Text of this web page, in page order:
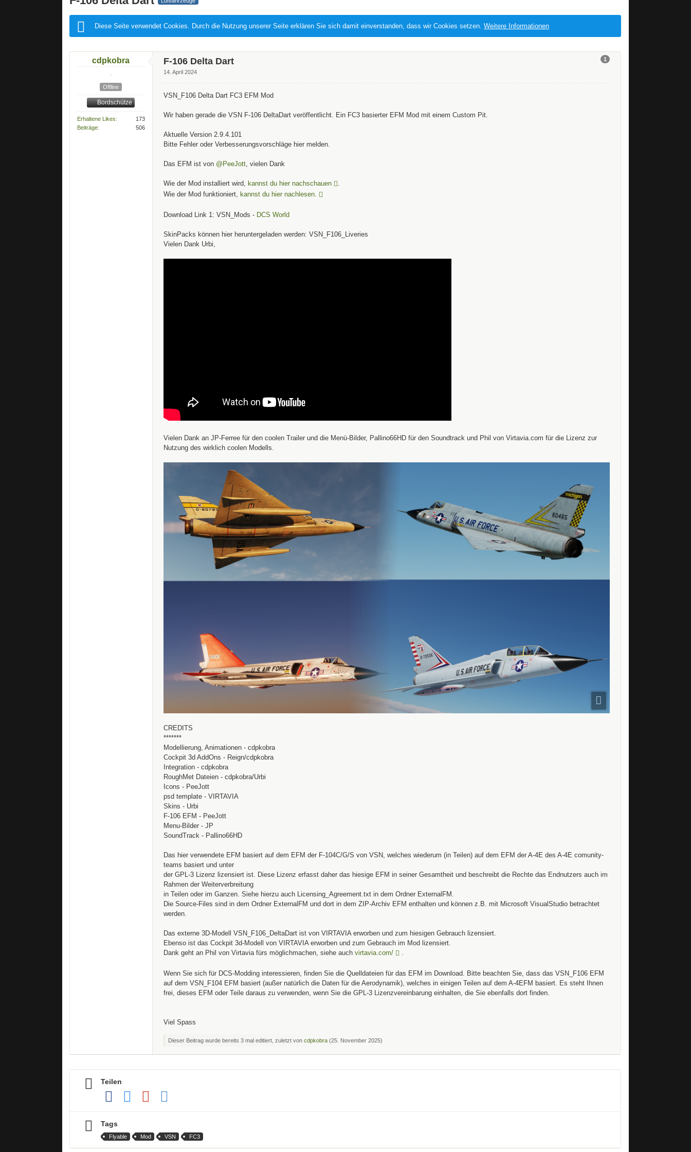
Diese Seite verwendet Cookies. Durch die Nutzung unserer Seite erklären Sie sich damit einverstanden, dass wir Cookies setzen. Weitere Informationen
cdpkobra
Offline
Bordschütze
Erhaltene Likes
173
Beiträge
506
1
F-106 Delta Dart
14. April 2024
VSN_F106 Delta Dart FC3 EFM Mod
Wir haben gerade die VSN F-106 DeltaDart veröffentlicht. Ein FC3 basierter EFM Mod mit einem Custom Pit.
Aktuelle Version 2.9.4.101
Bitte Fehler oder Verbesserungsvorschläge hier melden.
Das EFM ist von @PeeJott, vielen Dank
Wie der Mod installiert wird, kannst du hier nachschauen
.
Wie der Mod funktioniert, kannst du hier nachlesen.
Download Link 1: VSN_Mods - DCS World
SkinPacks können hier heruntergeladen werden: VSN_F106_Liveries
Vielen Dank Urbi,
Vielen Dank an JP-Ferree für den coolen Trailer und die Menü-Bilder, Pallino66HD für den Soundtrack und Phil von Virtavia.com für die Lizenz zur
Nutzung des wirklich coolen Modells.
CREDITS
*******
Modellierung, Animationen - cdpkobra
Cockpit 3d AddOns - Reign/cdpkobra
Integration - cdpkobra
RoughMet Dateien - cdpkobra/Urbi
Icons - PeeJott
psd template - VIRTAVIA
Skins - Urbi
F-106 EFM - PeeJott
Menu-Bilder - JP
SoundTrack - Pallino66HD
Das hier verwendete EFM basiert auf dem EFM der F-104C/G/S von VSN, welches wiederum (in Teilen) auf dem EFM der A-4E des A-4E comunity-
teams basiert und unter
der GPL-3 Lizenz lizensiert ist. Diese Lizenz erfasst daher das hiesige EFM in seiner Gesamtheit und beschreibt die Rechte das Endnutzers auch im
Rahmen der Weiterverbreitung
in Teilen oder im Ganzen. Siehe hierzu auch Licensing_Agreement.txt in dem Ordner ExternalFM.
Die Source-Files sind in dem Ordner ExternalFM und dort in dem ZIP-Archiv EFM enthalten und können z.B. mit Microsoft VisualStudio betrachtet
werden.
Das externe 3D-Modell VSN_F106_DeltaDart ist von VIRTAVIA erworben und zum hiesigen Gebrauch lizensiert.
Ebenso ist das Cockpit 3d-Modell von VIRTAVIA erworben und zum Gebrauch im Mod lizensiert.
Dank geht an Phil von Virtavia fürs möglichmachen, siehe auch virtavia.com/ .
Wenn Sie sich für DCS-Modding interessieren, finden Sie die Quelldateien für das EFM im Download. Bitte beachten Sie, dass das VSN_F106 EFM
auf dem VSN_F104 EFM basiert (außer natürlich die Daten für die Aerodynamik), welches in einigen Teilen auf dem A-4EFM basiert. Es steht Ihnen
frei, dieses EFM oder Teile daraus zu verwenden, wenn Sie die GPL-3 Lizenzvereinbarung einhalten, die Sie ebenfalls dort finden.
Viel Spass
Dieser Beitrag wurde bereits 3 mal editiert, zuletzt von cdpkobra(25. November 2025)
Teilen
Tags
Flyable Mod VSN FC3